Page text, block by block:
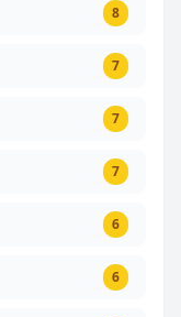
8
7
7
7
6
6